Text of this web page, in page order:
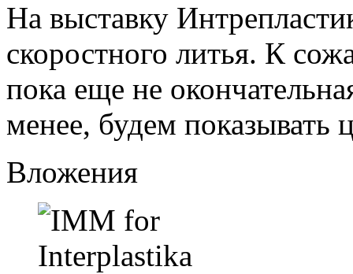
На выставку
скоростного литья. К
пока еще не
менее, будем показывать
Вложения